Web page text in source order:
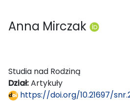
Anna Mirczak
Studia nad Rodziną
Dział:Artykuły
https://doi.org/10.21697/